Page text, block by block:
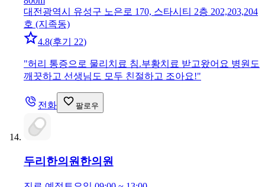
대전광역시 유성구 노은로 170, 스타시티 2층 202,203,204
호 (지족동)
4.8(후기 22)
"허리 통증으로 물리치료 침.부황치료 받고왔어요 병원도
깨끗하고 선생님도 모두 친절하고 조아요!"
전화 팔로우
두리한의원 한의원